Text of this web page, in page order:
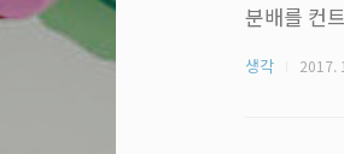
분배를 컨
북한의 무
생각 2017.